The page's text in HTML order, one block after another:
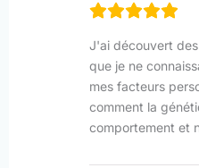
J'ai découvert
que je ne
mes facteurs
comment la
comportement et